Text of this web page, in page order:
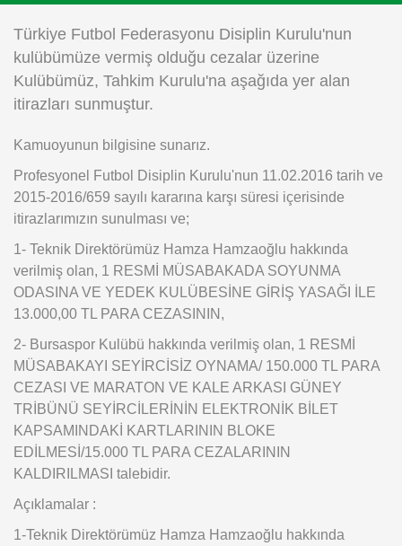
Instagram
Android
Türkiye Futbol Federasyonu Disiplin Kurulu'nun
kulübümüze vermiş olduğu cezalar üzerine
Kulübümüz, Tahkim Kurulu'na aşağıda yer alan
itirazları sunmuştur.
Kamuoyunun bilgisine sunarız.
Profesyonel Futbol Disiplin Kurulu'nun 11.02.2016 tarih ve
2015-2016/659 sayılı kararına karşı süresi içerisinde
itirazlarımızın sunulması ve;
1- Teknik Direktörümüz Hamza Hamzaoğlu hakkında
verilmiş olan, 1 RESMİ MÜSABAKADA SOYUNMA
ODASINA VE YEDEK KULÜBESİNE GİRİŞ YASAĞI İLE
13.000,00 TL PARA CEZASININ,
2- Bursaspor Kulübü hakkında verilmiş olan, 1 RESMİ
MÜSABAKAYI SEYİRCİSİZ OYNAMA/ 150.000 TL PARA
CEZASI VE MARATON VE KALE ARKASI GÜNEY
TRİBÜNÜ SEYİRCİLERİNİN ELEKTRONİK BİLET
KAPSAMINDAKİ KARTLARININ BLOKE
EDİLMESİ/15.000 TL PARA CEZALARININ
KALDIRILMASI talebidir.
Açıklamalar :
1-Teknik Direktörümüz Hamza Hamzaoğlu hakkında